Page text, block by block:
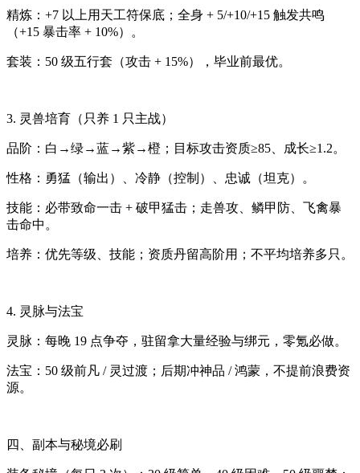
精炼：+7 以上用天工符保底；全身 + 5/+10/+15 触发共鸣
（+15 暴击率 + 10%）。
套装：50 级五行套（攻击 + 15%），毕业前最优。
3. 灵兽培育（只养 1 只主战）
品阶：白→绿→蓝→紫→橙；目标攻击资质≥85、成长≥1.2。
性格：勇猛（输出）、冷静（控制）、忠诚（坦克）。
技能：必带致命一击 + 破甲猛击；走兽攻、鳞甲防、飞禽暴
击命中。
培养：优先等级、技能；资质丹留高阶用；不平均培养多只。
4. 灵脉与法宝
灵脉：每晚 19 点争夺，驻留拿大量经验与绑元，零氪必做。
法宝：50 级前凡 / 灵过渡；后期冲神品 / 鸿蒙，不提前浪费资
源。
四、副本与秘境必刷